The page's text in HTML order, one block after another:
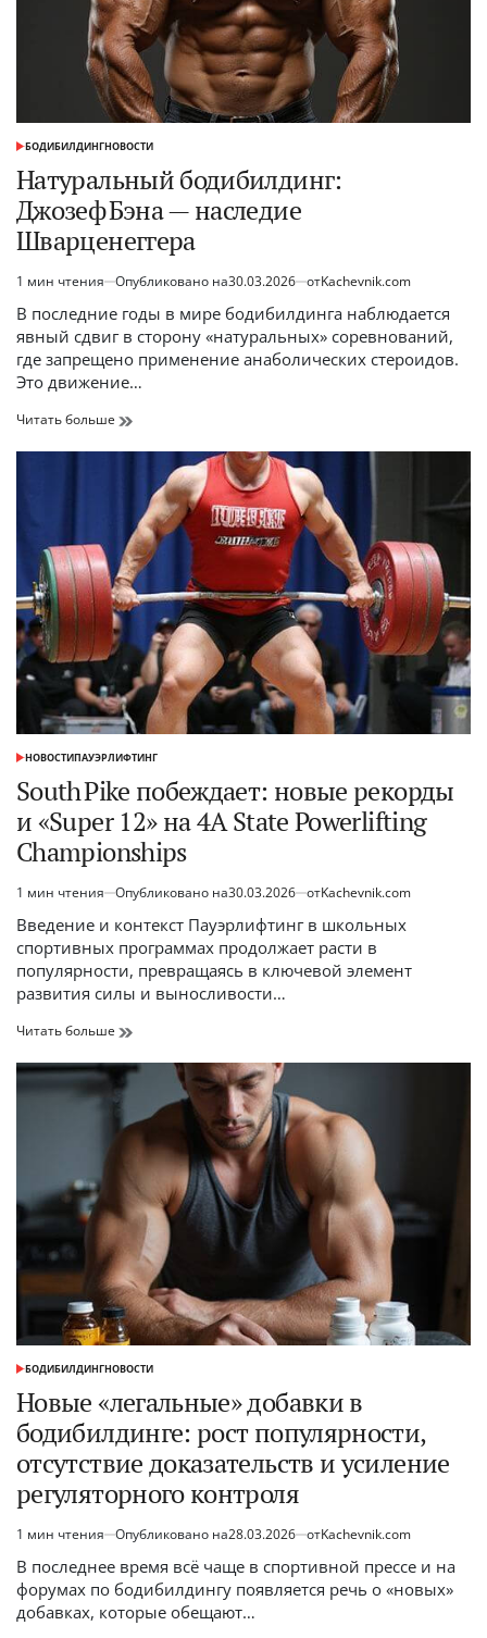
ОПУБЛИКОВАНО
БОДИБИЛДИНГНОВОСТИ
Натуральный бодибилдинг:
Джозеф Бэна — наследие
Шварценеггера
Расчётное
время
чтения
1 мин чтения Опубликовано на30.03.2026 отKachevnik.com
В последние годы в мире бодибилдинга наблюдается
явный сдвиг в сторону «натуральных» соревнований,
где запрещено применение анаболических стероидов.
Это движение…
Читать больше Натуральный
Джозеф Бэна
наследие
Шварценеггера
ОПУБЛИКОВАНО
НОВОСТИПАУЭРЛИФТИНГ
South Pike побеждает: новые рекорды
и «Super 12» на 4A State Powerlifting
Championships
Расчётное
время
чтения
1 мин чтения Опубликовано на30.03.2026 отKachevnik.com
Введение и контекст Пауэрлифтинг в школьных
спортивных программах продолжает расти в
популярности, превращаясь в ключевой элемент
развития силы и выносливости…
Читать больше South Pike
новые
рекорды
и
«Super
12»
4A
State
Powerlifting
Championships
ОПУБЛИКОВАНО
БОДИБИЛДИНГНОВОСТИ
Новые «легальные» добавки в
бодибилдинге: рост популярности,
отсутствие доказательств и усиление
регуляторного контроля
Расчётное
время
чтения
1 мин чтения Опубликовано на28.03.2026 отKachevnik.com
В последнее время всё чаще в спортивной прессе и на
форумах по бодибилдингу появляется речь о «новых»
добавках, которые обещают…